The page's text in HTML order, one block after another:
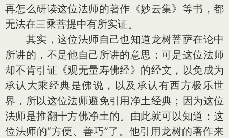
再怎么研读这位法师的著作《妙云集》等书，都
无法在三乘菩提中有所实证。
其实，这位法师自己也知道龙树菩萨在论中
所讲的，不是他自己所讲的意思；可是这位法师
却不肯引证《观无量寿佛经》的经文，以免成为
承认大乘经典是佛说，以及承认有西方极乐世
界，所以这位法师避免引用净土经典；因为这位
法师是推翻十方佛净土的。由此就可以知道：这
位法师的“方便、善巧”了。他引用龙树的著作来